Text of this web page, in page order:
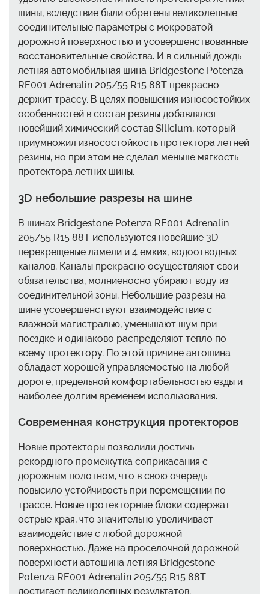
шины, вследствие были обретены великолепные
соединительные параметры с мокроватой
дорожной поверхностью и усовершенствованные
восстановительные свойства. И в сильный дождь
летняя автомобильная шина Bridgestone Potenza
RE001 Adrenalin 205/55 R15 88T прекрасно
держит трассу. В целях повышения износостойких
особенностей в состав резины добавлялся
новейший химический состав Silicium, который
приумножил износостойкость протектора летней
резины, но при этом не сделал меньше мягкость
протектора летних шины.
3D небольшие разрезы на шине
В шинах Bridgestone Potenza RE001 Adrenalin
205/55 R15 88T используются новейшие 3D
перекрещеные ламели и 4 емких, водоотводных
каналов. Каналы прекрасно осуществляют свои
обязательства, молниеносно убирают воду из
соединительной зоны. Небольшие разрезы на
шине усовершенствуют взаимодействие с
влажной магистралью, уменьшают шум при
поездке и одинаково распределяют тепло по
всему протектору. По этой причине автошина
обладает хорошей управляемостью на любой
дороге, предельной комфортабельностью езды и
наиболее долгим временем использования.
Современная конструкция протекторов
Новые протекторы позволили достичь
рекордного промежутка соприкасания с
дорожным полотном, что в свою очередь
повысило устойчивость при перемещении по
трассе. Новые протекторные блоки содержат
острые края, что значительно увеличивает
взаимодействие с любой дорожной
поверхностью. Даже на проселочной дорожной
поверхности автошина летняя Bridgestone
Potenza RE001 Adrenalin 205/55 R15 88T
достигает великолепных результатов.